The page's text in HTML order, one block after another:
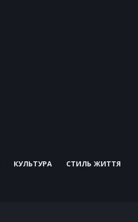
КУЛЬТУРА СТИЛЬ ЖИТТЯ